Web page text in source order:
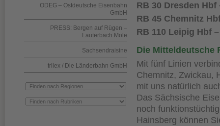
ODEG – Ostdeutsche Eisenbahn
GmbH
PRESS: Bergen auf Rügen –
Lauterbach Mole
Sachsendraisine
trilex / Die Länderbahn GmbH
RB 30 Dresden
RB 45 Chemnitz
RB 110 Leipig Hbf
Die Mitteldeutsche
Mit fünf Linien
Chemnitz, Zwickau,
mit uns natürlich
Das Sächsische
noch
Hainsberg können